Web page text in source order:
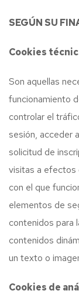
SEGÚN SU
Cookies
Son aquellas
funcionamiento
controlar el
sesión, acceder
solicitud de
visitas a efectos
con el que
elementos de
contenidos para
contenidos
un texto o
Cookies de